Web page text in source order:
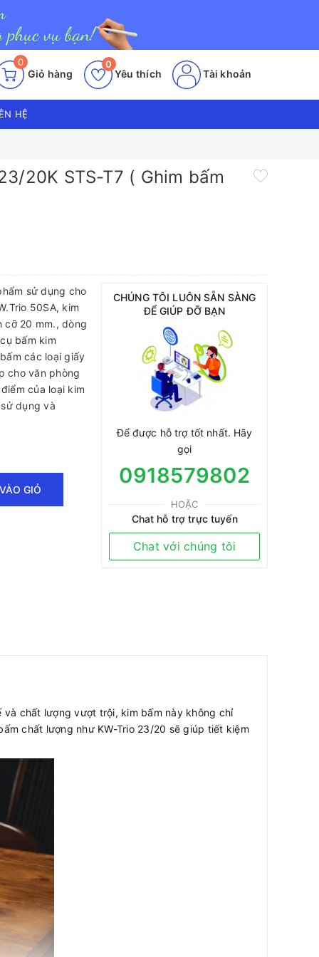
0
Giỏ hàng Yêu thích
0
Tài khoản
HỆ
20K STS-T7 ( Ghim bấm
sử dụng cho
50SA, kim
cỡ 20 mm., dòng
bấm kim
các loại giấy
cho văn phòng
của loại kim
dụng và
GIỎ
CHÚNG TÔI LUÔN SẴN SÀNG
ĐỂ GIÚP ĐỠ BẠN
Để được hỗ trợ tốt nhất. Hãy
gọi
0918579802
HOẶC
Chat hỗ trợ trực tuyến
Chat với chúng tôi
và chất lượng vượt trội, kim bấm này không chỉ
chất lượng như KW-Trio 23/20 sẽ giúp tiết kiệm